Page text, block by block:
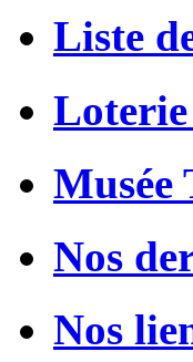
Liste
Musée
Nos
Nos